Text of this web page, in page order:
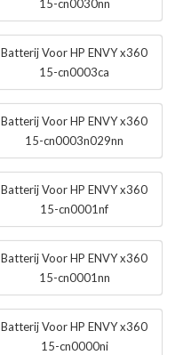
15-cn0030nn
Batterij Voor HP ENVY x360
15-cn0003ca
Batterij Voor HP ENVY x360
15-cn0003n029nn
Batterij Voor HP ENVY x360
15-cn0001nf
Batterij Voor HP ENVY x360
15-cn0001nn
Batterij Voor HP ENVY x360
15-cn0000ni